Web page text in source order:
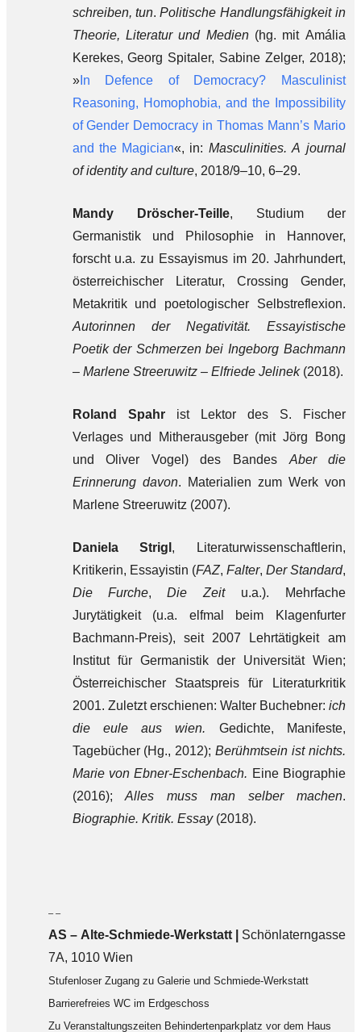
schreiben, tun. Politische Handlungsfähigkeit in
Theorie, Literatur und Medien(hg. mit Amália
Kerekes, Georg Spitaler, Sabine Zelger, 2018);
»In Defence of Democracy? Masculinist
Reasoning, Homophobia, and the Impossibility
of Gender Democracy in Thomas Mann’s Mario
and the Magician«, in: Masculinities. A journal
of identity and culture, 2018/9–10, 6–29.
Mandy Dröscher-Teille, Studium der
Germanistik und Philosophie in Hannover,
forscht u.a. zu Essayismus im 20. Jahrhundert,
österreichischer Literatur, Crossing Gender,
Metakritik und poetologischer Selbstreflexion.
Autorinnen der Negativität. Essayistische
Poetik der Schmerzen bei Ingeborg Bachmann
– Marlene Streeruwitz – Elfriede Jelinek (2018).
Roland Spahr ist Lektor des S. Fischer
Verlages und Mitherausgeber (mit Jörg Bong
und Oliver Vogel) des Bandes Aber die
Erinnerung davon. Materialien zum Werk von
Marlene Streeruwitz (2007).
Daniela Strigl , Literaturwissenschaftlerin,
Kritikerin, Essayistin (FAZ, Falter, Der Standard,
Die Furche, Die Zeitu.a.). Mehrfache
Jurytätigkeit (u.a. elfmal beim Klagenfurter
Bachmann-Preis), seit 2007 Lehrtätigkeit am
Institut für Germanistik der Universität Wien;
Österreichischer Staatspreis für Literaturkritik
2001. Zuletzt erschienen: Walter Buchebner: ich
die eule aus wien. Gedichte, Manifeste,
Tagebücher (Hg., 2012); Berühmtsein ist nichts.
Marie von Ebner-Eschenbach. Eine Biographie
(2016); Alles muss man selber machen.
Biographie. Kritik. Essay(2018).
– –
AS – Alte-Schmiede-Werkstatt | Schönlaterngasse
7A, 1010 Wien
Stufenloser Zugang zu Galerie und Schmiede-Werkstatt
Barrierefreies WC im Erdgeschoss
Zu Veranstaltungszeiten Behindertenparkplatz vor dem Haus